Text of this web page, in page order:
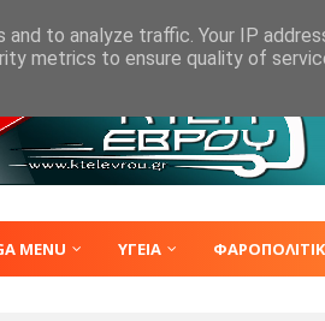
MENU ΥΓΕΙΑ
to analyze traffic. Your IP
metrics to ensure quality of